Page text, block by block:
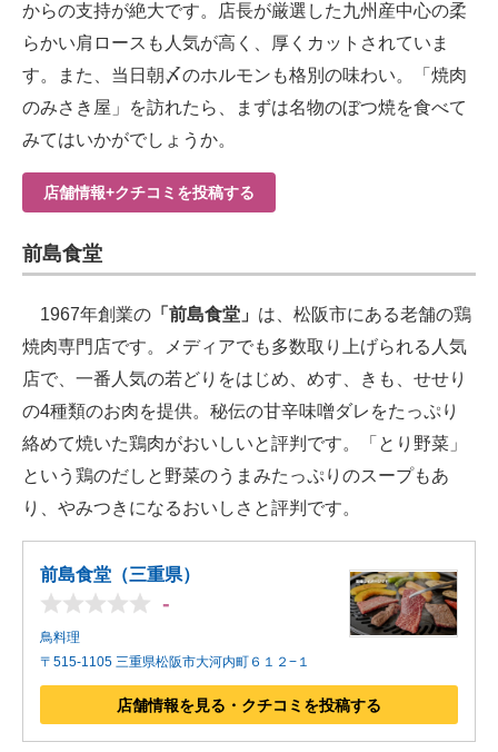
からの支持が絶大です。店長が厳選した九州産中心の柔
らかい肩ロースも人気が高く、厚くカットされていま
す。また、当日朝〆のホルモンも格別の味わい。「焼肉
のみさき屋」を訪れたら、まずは名物のぼつ焼を食べて
みてはいかがでしょうか。
店舗情報+クチコミを投稿する
前島食堂
1967年創業の 「前島食堂」 は、松阪市にある老舗の鶏
焼肉専門店です​。メディアでも多数取り上げられる人気
店で、一番人気の若どりをはじめ、めす、きも、せせり
の4種類のお肉を提供​。秘伝の甘辛味噌ダレをたっぷり
絡めて焼いた鶏肉がおいしいと評判です。「とり野菜」
という鶏のだしと野菜のうまみたっぷりのスープもあ
り、やみつきになるおいしさと評判です。
前島食堂（三重県）
-
鳥料理
〒515-1105 三重県松阪市大河内町６１２−１
店舗情報を見る・クチコミを投稿する